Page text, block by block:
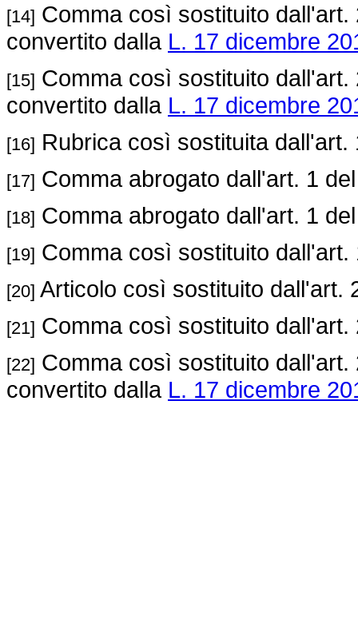
[14] Comma così sostituito
convertito dalla L. 17 dicembre
[15] Comma così sostituito
convertito dalla L. 17 dicembre
[16] Rubrica così sostituita
[17] Comma abrogato dall'art. 1
[18] Comma abrogato dall'art. 1
[19] Comma così sostituito
[20] Articolo così sostituito dall'art.
[21] Comma così sostituito
[22] Comma così sostituito
convertito dalla L. 17 dicembre